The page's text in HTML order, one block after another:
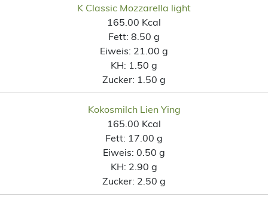
K Classic Mozzarella light
165.00 Kcal
Fett: 8.50 g
Eiweis: 21.00 g
KH: 1.50 g
Zucker: 1.50 g
Kokosmilch Lien Ying
165.00 Kcal
Fett: 17.00 g
Eiweis: 0.50 g
KH: 2.90 g
Zucker: 2.50 g